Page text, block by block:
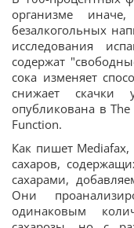
организме
безалкогольных
исследования
содержат
сока изменяет
снижает скачки
опубликована в
Function.
Как пишет Мediafax,
сахаров,
сахарами,
Они
одинаковым